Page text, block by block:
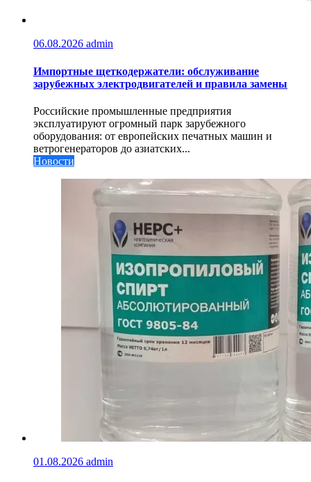
06.08.2026 admin
Импортные щеткодержатели: обслуживание
зарубежных электродвигателей и правила замены
Российские промышленные предприятия
эксплуатируют огромный парк зарубежного
оборудования: от европейских печатных машин и
ветрогенераторов до азиатских...
Новости
01.08.2026 admin